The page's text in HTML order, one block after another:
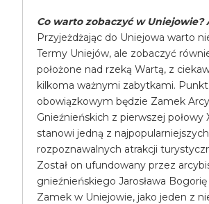
Co warto zobaczyć w Uniejowie?
Przyjeżdżając do Uniejowa warto
Termy Uniejów, ale zobaczyć
położone nad rzeką Wartą, z
kilkoma ważnymi zabytkami.
obowiązkowym będzie Zamek
Gnieźnieńskich z pierwszej połowy
stanowi jedną z
rozpoznawalnych atrakcji
Został on ufundowany przez
gnieźnieńskiego Jarosława
Zamek w Uniejowie, jako jeden z